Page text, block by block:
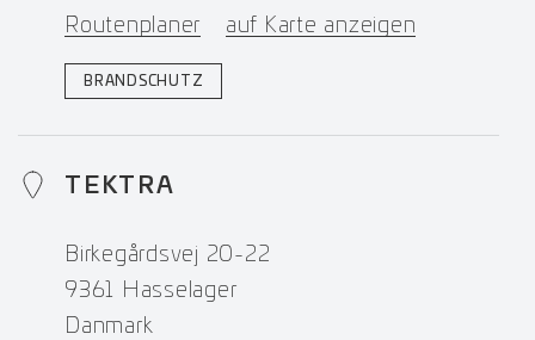
Routenplaner auf Karte anzeigen
BRANDSCHUTZ
TEKTRA
Birkegårdsvej 20-22
9361 Hasselager
Danmark